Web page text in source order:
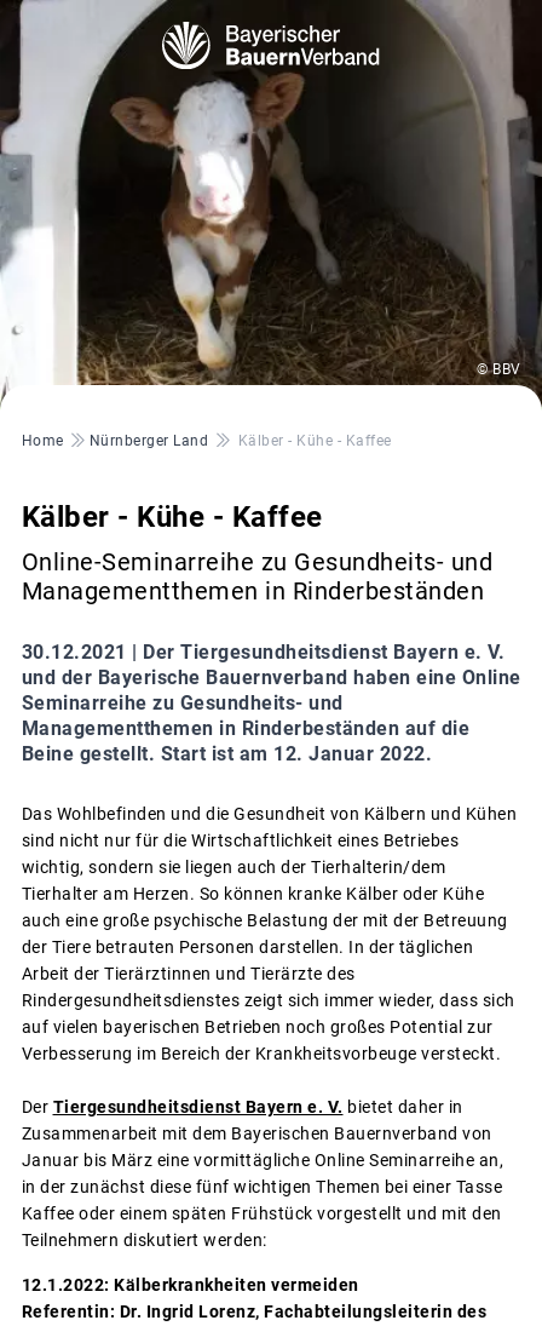
© BBV
Pfadnavigation
Home Nürnberger Land Kälber - Kühe - Kaffee
Kälber - Kühe - Kaffee
Online-Seminarreihe zu Gesundheits- und
Managementthemen in Rinderbeständen
30.12.2021 | Der Tiergesundheitsdienst Bayern e. V.
und der Bayerische Bauernverband haben eine Online
Seminarreihe zu Gesundheits- und
Managementthemen in Rinderbeständen auf die
Beine gestellt. Start ist am 12. Januar 2022.
Das Wohlbefinden und die Gesundheit von Kälbern und Kühen
sind nicht nur für die Wirtschaftlichkeit eines Betriebes
wichtig, sondern sie liegen auch der Tierhalterin/dem
Tierhalter am Herzen. So können kranke Kälber oder Kühe
auch eine große psychische Belastung der mit der Betreuung
der Tiere betrauten Personen darstellen. In der täglichen
Arbeit der Tierärztinnen und Tierärzte des
Rindergesundheitsdienstes zeigt sich immer wieder, dass sich
auf vielen bayerischen Betrieben noch großes Potential zur
Verbesserung im Bereich der Krankheitsvorbeuge versteckt.
Der Tiergesundheitsdienst Bayern e. V. bietet daher in
Zusammenarbeit mit dem Bayerischen Bauernverband von
Januar bis März eine vormittägliche Online Seminarreihe an,
in der zunächst diese fünf wichtigen Themen bei einer Tasse
Kaffee oder einem späten Frühstück vorgestellt und mit den
Teilnehmern diskutiert werden:
12.1.2022: Kälberkrankheiten vermeiden
Referentin: Dr. Ingrid Lorenz, Fachabteilungsleiterin des